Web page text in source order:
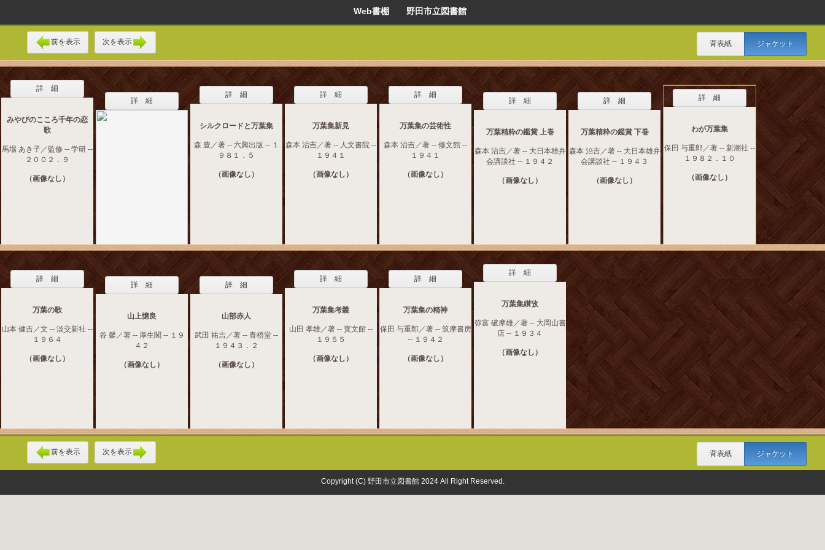
Web書棚 野田市立図書館
前を表示 次を表示 背表紙 ジャケット
詳 細
みやびのこころ千年の恋
歌
馬場 あき子／監修 -- 学研 --
２００２．９
（画像なし）
詳 細
詳 細
シルクロードと万葉集
森 豊／著 -- 六興出版 -- １
９８１．５
（画像なし）
詳 細
万葉集新見
森本 治吉／著 -- 人文書院 --
１９４１
（画像なし）
詳 細
万葉集の芸術性
森本 治吉／著 -- 修文館 --
１９４１
（画像なし）
詳 細
万葉精粋の鑑賞 上巻
森本 治吉／著 -- 大日本雄弁
会講談社 -- １９４２
（画像なし）
詳 細
万葉精粋の鑑賞 下巻
森本 治吉／著 -- 大日本雄弁
会講談社 -- １９４３
（画像なし）
詳 細
わが万葉集
保田 与重郎／著 -- 新潮社 --
１９８２．１０
（画像なし）
詳 細
万葉の歌
山本 健吉／文 -- 淡交新社 --
１９６４
（画像なし）
詳 細
山上憶良
谷 馨／著 -- 厚生閣 -- １９
４２
（画像なし）
詳 細
山部赤人
武田 祐吉／著 -- 青梧堂 --
１９４３．２
（画像なし）
詳 細
万葉集考叢
山田 孝雄／著 -- 寳文館 --
１９５５
（画像なし）
詳 細
万葉集の精神
保田 与重郎／著 -- 筑摩書房
-- １９４２
（画像なし）
詳 細
万葉集纉攷
弥富 破摩雄／著 -- 大岡山書
店 -- １９３４
（画像なし）
前を表示 次を表示 背表紙 ジャケット
Copyright (C) 野田市立図書館 2024 All Right Reserved.